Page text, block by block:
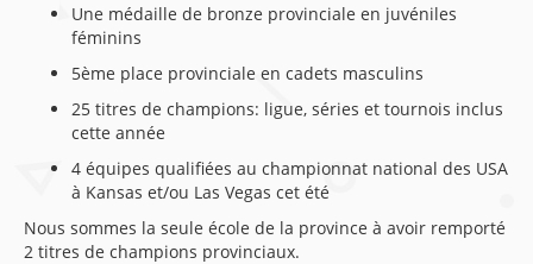
Une médaille de bronze provinciale en juvéniles
féminins
5ème place provinciale en cadets masculins
25 titres de champions: ligue, séries et tournois inclus
cette année
4 équipes qualifiées au championnat national des USA
à Kansas et/ou Las Vegas cet été
Nous sommes la seule école de la province à avoir remporté
2 titres de champions provinciaux.